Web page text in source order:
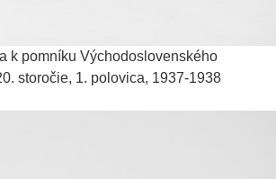
k pomníku Východoslovenského
storočie, 1. polovica, 1937-1938